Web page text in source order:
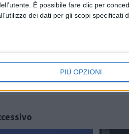
È possibile fare clic per
dei dati per gli scopi specificati
PIÙ OPZIONI